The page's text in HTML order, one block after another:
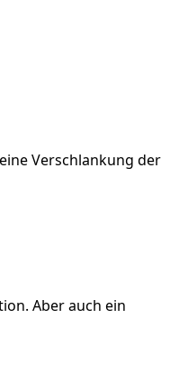
Verschlankung der
Aber auch ein